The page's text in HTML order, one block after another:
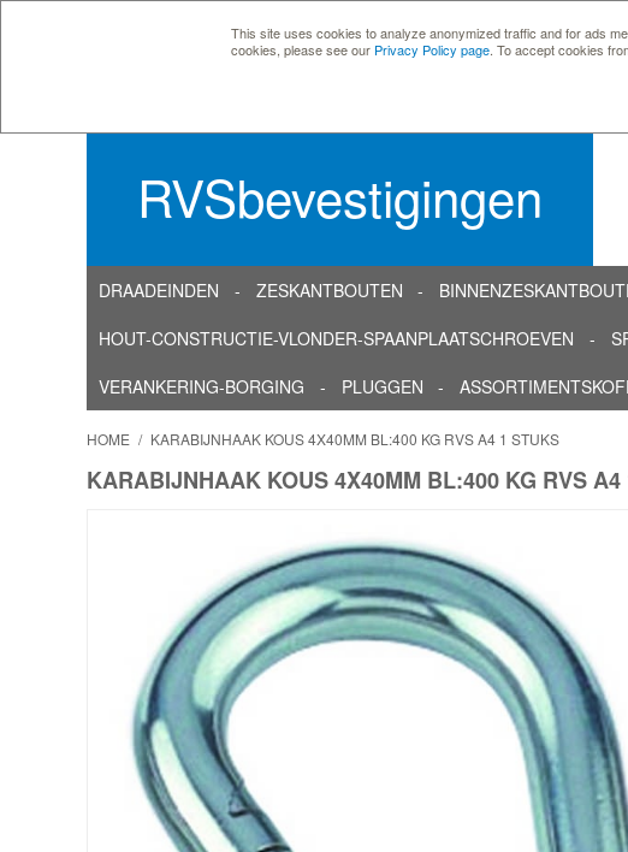
This site uses cookies to analyze anonymized traffic and for ads
cookies, please see our Privacy Policy page . To accept cookies
RVSbevestigingen
DRAADEINDEN ZESKANTBOUTEN
HOUT-CONSTRUCTIE-VLONDER-SPAANPLAATSCHROEVEN
VERANKERING-BORGING
PLUGGEN
HOME / KARABIJNHAAK KOUS 4X40MM BL:400 KG RVS A4 1 STUKS
KARABIJNHAAK KOUS 4X40MM BL:400 KG RVS A4